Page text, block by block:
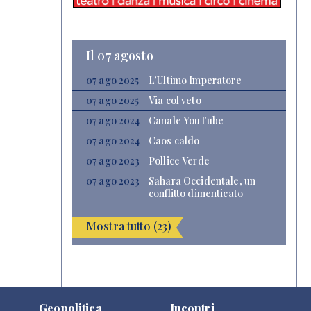
Il 07 agosto
07 ago 2025
L’Ultimo Imperatore
07 ago 2025
Via col veto
07 ago 2024
Canale YouTube
07 ago 2024
Caos caldo
07 ago 2023
Pollice Verde
07 ago 2023
Sahara Occidentale, un
conflitto dimenticato
Mostra tutto (23)
Geopolitica Incontri